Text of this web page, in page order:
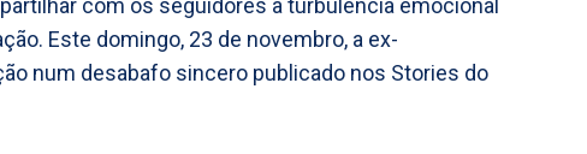
com os seguidores a turbulência emocional
Este domingo, 23 de novembro, a ex-
num desabafo sincero publicado nos Stories do